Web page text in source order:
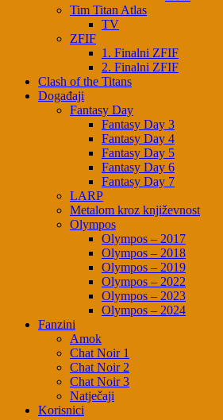
Tim Titan Atlas
TV
ZFIF
1. Finalni ZFIF
2. Finalni ZFIF
Clash of the Titans
Događaji
Fantasy Day
Fantasy Day 3
Fantasy Day 4
Fantasy Day 5
Fantasy Day 6
Fantasy Day 7
LARP
Metalom kroz književnost
Olympos
Olympos – 2017
Olympos – 2018
Olympos – 2019
Olympos – 2022
Olympos – 2023
Olympos – 2024
Fanzini
Amok
Chat Noir 1
Chat Noir 2
Chat Noir 3
Natječaji
Korisnici